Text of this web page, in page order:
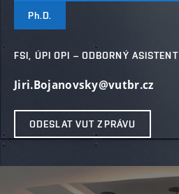
Ph.D.
FSI, ÚPI OPI – ODBORNÝ ASISTENT
Jiri.Bojanovsky@vutbr.cz
ODESLAT VUT ZPRÁVU